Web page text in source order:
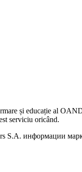
și educație al
serviciu oricând.
информации